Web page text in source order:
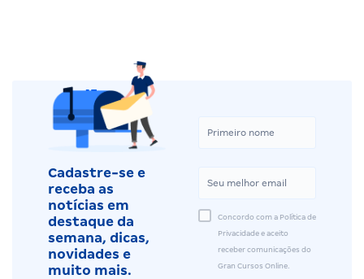
Cadastre-se e
receba as
notícias em
destaque da
semana, dicas,
novidades e
muito mais.
Concordo com a Política de
Privacidade e aceito
receber comunicações do
Gran Cursos Online.